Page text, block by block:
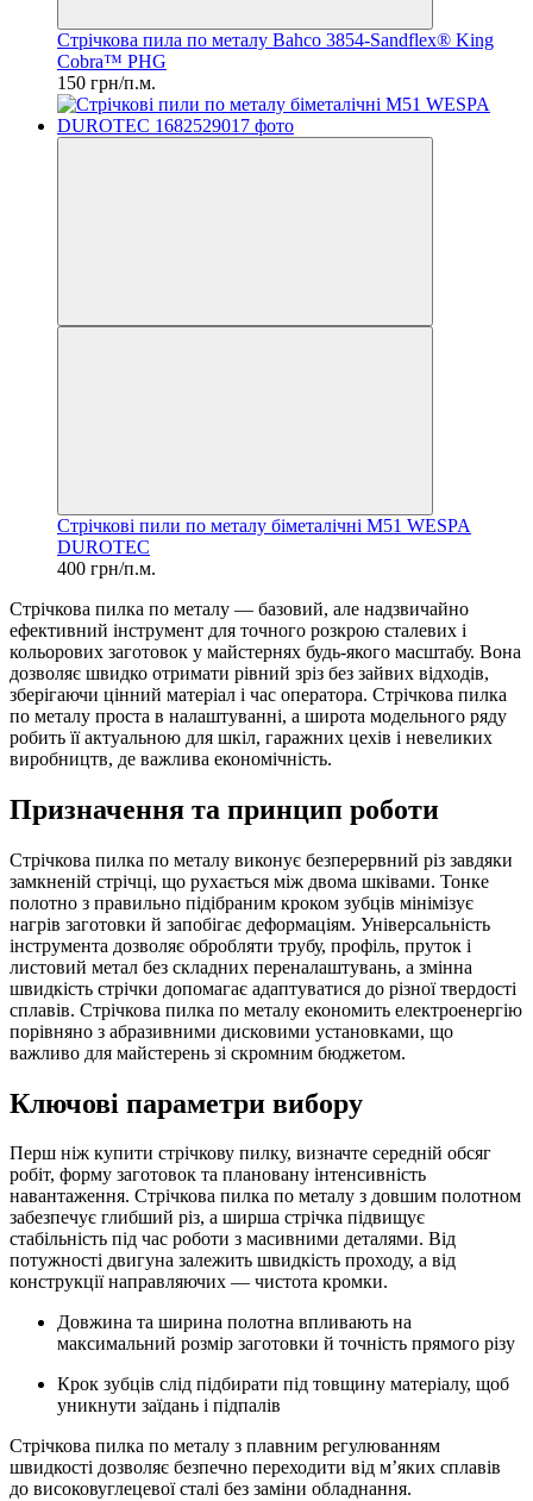
Стрічкова пила по металу Bahco 3854-Sandflex® King
Cobra™ PHG
150 грн/п.м.
Стрічкові пили по металу біметалічні М51 WESPA
DUROTEC
400 грн/п.м.
Стрічкова пилка по металу — базовий, але надзвичайно
ефективний інструмент для точного розкрою сталевих і
кольорових заготовок у майстернях будь-якого масштабу. Вона
дозволяє швидко отримати рівний зріз без зайвих відходів,
зберігаючи цінний матеріал і час оператора. Стрічкова пилка
по металу проста в налаштуванні, а широта модельного ряду
робить її актуальною для шкіл, гаражних цехів і невеликих
виробництв, де важлива економічність.
Призначення та принцип роботи
Стрічкова пилка по металу виконує безперервний різ завдяки
замкненій стрічці, що рухається між двома шківами. Тонке
полотно з правильно підібраним кроком зубців мінімізує
нагрів заготовки й запобігає деформаціям. Універсальність
інструмента дозволяє обробляти трубу, профіль, пруток і
листовий метал без складних переналаштувань, а змінна
швидкість стрічки допомагає адаптуватися до різної твердості
сплавів. Стрічкова пилка по металу економить електроенергію
порівняно з абразивними дисковими установками, що
важливо для майстерень зі скромним бюджетом.
Ключові параметри вибору
Перш ніж купити стрічкову пилку, визначте середній обсяг
робіт, форму заготовок та плановану інтенсивність
навантаження. Стрічкова пилка по металу з довшим полотном
забезпечує глибший різ, а ширша стрічка підвищує
стабільність під час роботи з масивними деталями. Від
потужності двигуна залежить швидкість проходу, а від
конструкції направляючих — чистота кромки.
Довжина та ширина полотна впливають на
максимальний розмір заготовки й точність прямого різу
Крок зубців слід підбирати під товщину матеріалу, щоб
уникнути заїдань і підпалів
Стрічкова пилка по металу з плавним регулюванням
швидкості дозволяє безпечно переходити від м’яких сплавів
до високовуглецевої сталі без заміни обладнання.